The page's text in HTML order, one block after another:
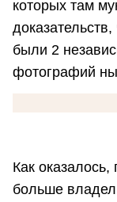
которых там
были 2
фотографий
Как оказалось,
больше